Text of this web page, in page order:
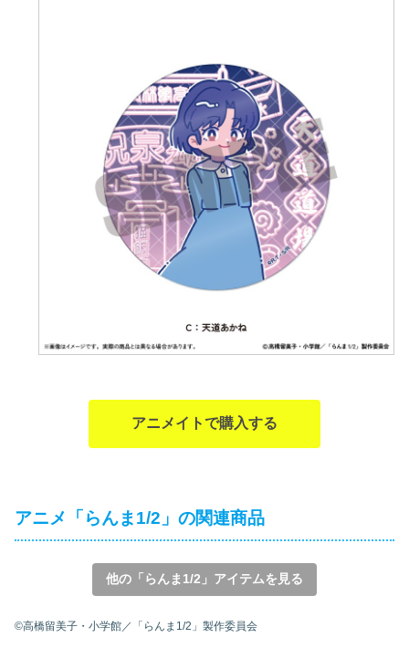
アニメイトで購入する
アニメ「らんま1/2」の関連商品
他の「らんま1/2」アイテムを見る
©高橋留美子・小学館／「らんま1/2」製作委員会